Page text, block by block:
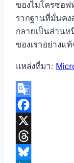
ของไมโครซอฟ
รากฐานที่มั่นคง
กลายเป็นส่วนห
ของเราอย่างแท้
แหล่งที่มา:
Google
Translate
Facebook
X
Threads